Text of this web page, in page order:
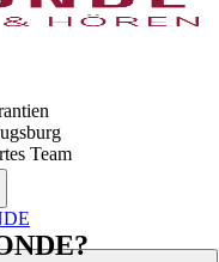
Team